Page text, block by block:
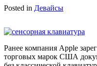
Posted in Девайсы
Ранее компания Apple
торговых марок США